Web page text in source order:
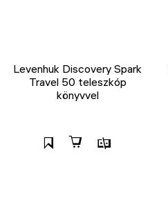
Levenhuk Discovery Spark
Travel 50 teleszkóp
könyvvel